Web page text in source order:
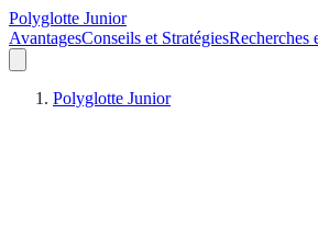
Polyglotte Junior
AvantagesConseils et StratégiesRecherches
Polyglotte Junior